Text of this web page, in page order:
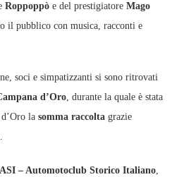
Roppoppò e del prestigiatore Mago
il pubblico con musica, racconti e
soci e simpatizzanti si sono ritrovati
d’Oro, durante la quale è stata
la somma raccolta grazie
ASI – Automotoclub Storico Italiano,